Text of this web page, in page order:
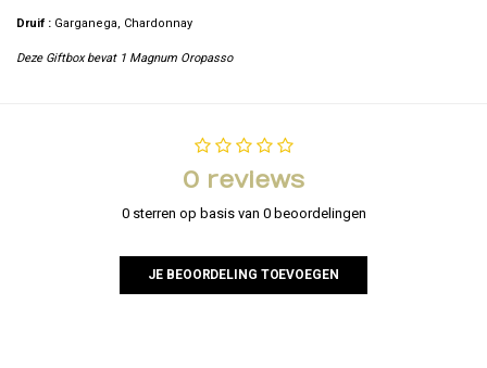
Druif : Garganega, Chardonnay
Deze Giftbox bevat 1 Magnum Oropasso
0 reviews
0 sterren op basis van 0 beoordelingen
JE BEOORDELING TOEVOEGEN